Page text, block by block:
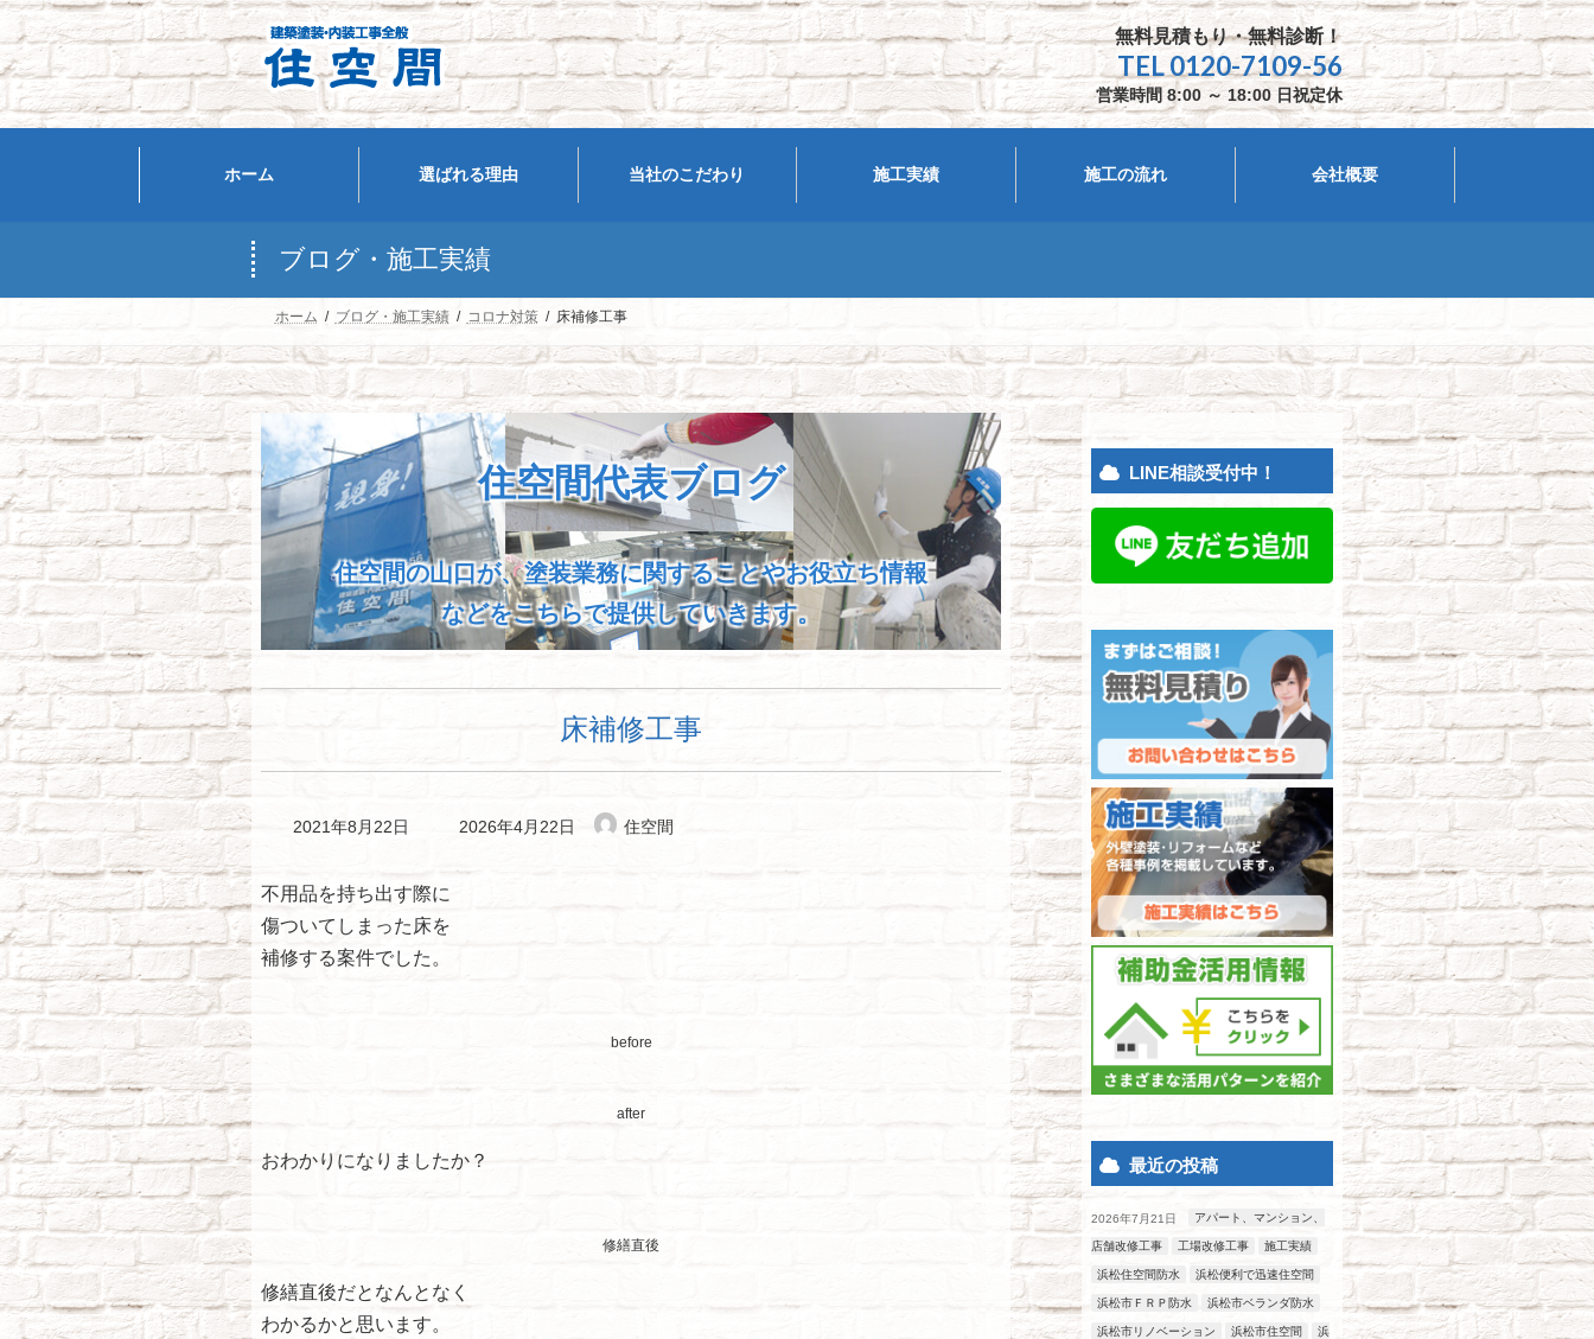
コ
ン
テ
ン
ツ
ナ
ビ
ゲ
ー
シ
無料見積もり・無料診断！
TEL0120-7109-56
営業時間 8:00 ～ 18:00 日祝定休
ホーム 選ばれる理由 当社のこだわり 施工実績 施工の流れ 会社概要
ブログ・施工実績
ホーム ブログ・施工実績 コロナ対策 床補修工事
住空間代表ブログ
住空間の山口が、塗装業務に関することやお役立ち情報
などをこちらで提供していきます。
床補修工事
2021年8月22日
最
更
2026年4月22日 住空間
不用品を持ち出す際に
傷ついてしまった床を
補修する案件でした。
before
after
おわかりになりましたか？
修繕直後
修繕直後だとなんとなく
わかるかと思います。
LINE相談受付中！
最近の投稿
2026年7月21日 アパート、マンション、
店舗改修工事 工場改修工事 施工実績
浜松住空間防水 浜松便利で迅速住空間
浜松市ＦＲＰ防水 浜松市ベランダ防水
浜松市リノベーション 浜松市住空間 浜